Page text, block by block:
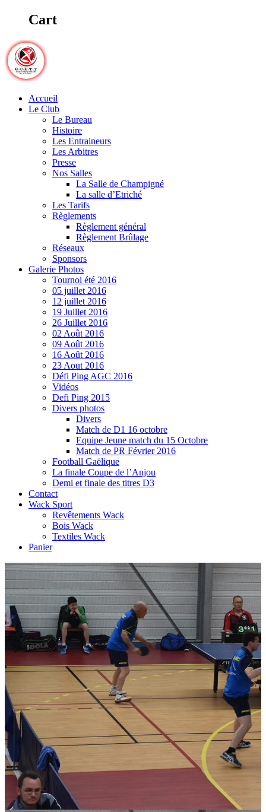
Cart
Accueil
Le Club
Le Bureau
Histoire
Les Entraineurs
Les Arbitres
Presse
Nos Salles
La Salle de Champigné
La salle d’Etriché
Les Tarifs
Règlements
Règlement général
Règlement Brûlage
Réseaux
Sponsors
Galerie Photos
Tournoi été 2016
05 juillet 2016
12 juillet 2016
19 Juillet 2016
26 Juillet 2016
02 Août 2016
09 Août 2016
16 Août 2016
23 Aout 2016
Défi Ping AGC 2016
Vidéos
Defi Ping 2015
Divers photos
Divers
Match de D1 16 octobre
Equipe Jeune match du 15 Octobre
Match de PR Février 2016
Football Gaëlique
La finale Coupe de l’Anjou
Demi et finale des titres D3
Contact
Wack Sport
Revêtements Wack
Bois Wack
Textiles Wack
Panier